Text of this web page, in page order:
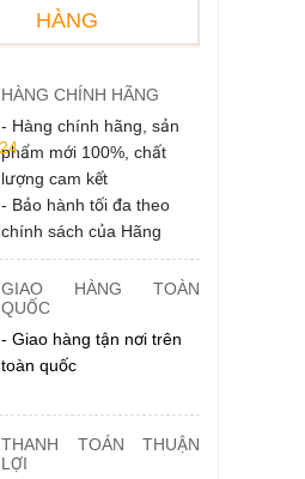
HÀNG
HÀNG CHÍNH HÃNG
- Hàng chính hãng, sản
phẩm mới 100%, chất
lượng cam kết
- Bảo hành tối đa theo
chính sách của Hãng
GIAO HÀNG TOÀN
QUỐC
- Giao hàng tận nơi trên
toàn quốc
THANH TOÁN THUẬN
LỢI